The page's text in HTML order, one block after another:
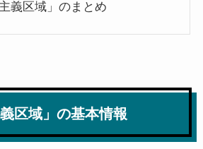
義区域」のまとめ
義区域」の基本情報